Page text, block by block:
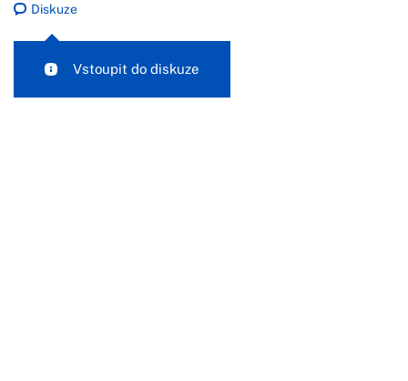
Diskuze
Vstoupit do diskuze